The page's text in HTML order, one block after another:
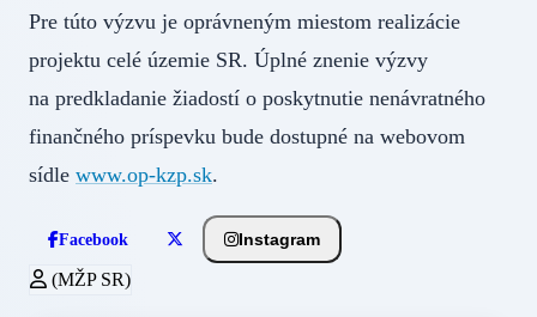
Pre túto výzvu je oprávneným miestom realizácie
projektu celé územie SR. Úplné znenie výzvy
na predkladanie žiadostí o poskytnutie nenávratného
finančného príspevku bude dostupné na webovom
sídle www.op-kzp.sk.
Facebook Instagram
(MŽP SR)